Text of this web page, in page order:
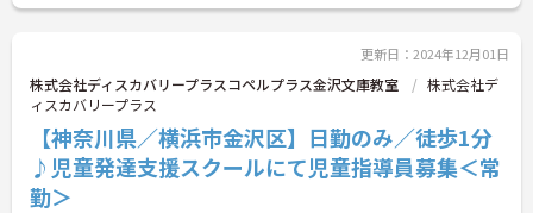
良好です♪
に詳細をお話しいたしますので、お気軽にご相談く
ださい。
更新日：2024年12月01日
株式会社ディスカバリープラスコペルプラス金沢文庫教室
株式会社デ
ィスカバリープラス
【神奈川県／横浜市金沢区】日勤のみ／徒歩1分
♪児童発達支援スクールにて児童指導員募集＜常
勤＞